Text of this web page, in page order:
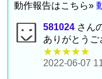
動作報告はこちら»
581024 さん
ありがとうご
★★★★★
2022-06-07